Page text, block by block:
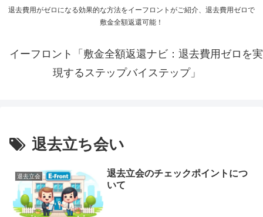
退去費用がゼロになる効果的な方法をイーフロントがご紹介、退去費用ゼロで
敷金全額返還可能！
イーフロント「敷金全額返還ナビ：退去費用ゼロを実
現するステップバイステップ」
退去立ち会い
退去立会
退去立会のチェックポイントにつ
いて